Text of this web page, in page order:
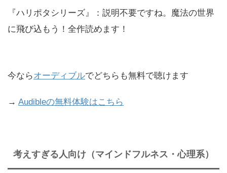
『ハリポタシリーズ』：説明不要ですね。魔法の世界
に飛び込もう！全作読めます！
今ならオーディブルでどちらも無料で聴けます
→ Audibleの無料体験はこちら
考えすぎる人向け（マインドフルネス・心理系）